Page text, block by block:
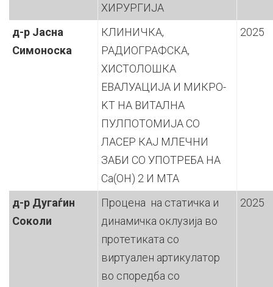
ХИРУРГИЈА
д-р Јасна
Симоноска
КЛИНИЧКА,
РАДИОГРАФСКА,
ХИСТОЛОШКА
ЕВАЛУАЦИЈА И МИКРО-
KT НА ВИТАЛНА
ПУЛПОТОМИЈА СО
ЛАСЕР КАЈ МЛЕЧНИ
ЗАБИ СО УПОТРЕБА НА
Cа(OH) 2 И МТА
2025
д-р Дугаѓин
Соколи
Процена на статичка и
динамичка оклузија во
протетиката со
виртуален артикулатор
во споредба со
2025